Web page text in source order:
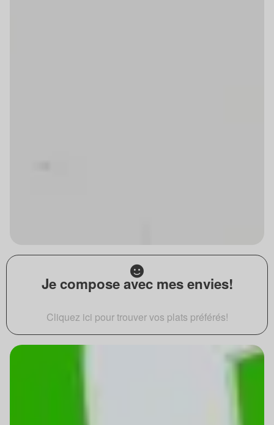
Je compose avec mes envies!
Cliquez ici pour trouver vos plats préférés!